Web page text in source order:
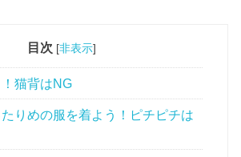
目次 [非表示]
猫背はNG
りめの服を着よう！ピチピチは